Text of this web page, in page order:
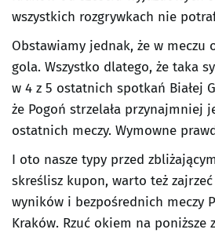
wszystkich rozgrywkach nie
Obstawiamy jednak, że w meczu
gola. Wszystko dlatego, że taka
w 4 z 5 ostatnich spotkań Białej
że Pogoń strzelała przynajmniej
ostatnich meczy. Wymowne
I oto nasze typy przed
skreślisz kupon, warto też
wyników i bezpośrednich meczy
Kraków. Rzuć okiem na poniższe